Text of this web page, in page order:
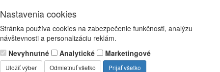
Nastavenia cookies
Stránka používa cookies na zabezpečenie funkčnosti, analýzu
návštevnosti a personalizáciu reklám.
Nevyhnutné
Analytické Marketingové
Uložiť výber Odmietnuť všetko Prijať všetko